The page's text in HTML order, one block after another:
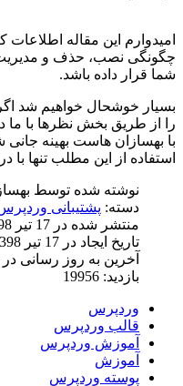
امیدوارم این مقاله
چگونگی نصب، حذف و مدیریت
شما قرار داده باشد.
بسیار خوشحال خواهیم شد
را از طریق بخش نظرها با ما
با بهسازان هاست بهینه جانی
استفاده از این مطلب تنها
نوشته شده توسط
دسته: پشتیبانی
منتشر شده در 17 تیر 1398
تاریخ ایجاد در 17 تیر 1398
آخرین به روز رسانی در 21 مرداد 1399
بازدید: 19956
وردپرس
قالب وردپرس
آموزش وردپرس
آموزش
پوسته وردپرس